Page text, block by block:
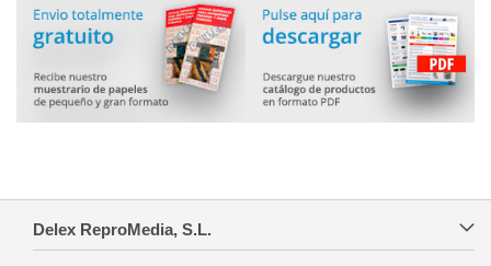
Delex ReproMedia, S.L.